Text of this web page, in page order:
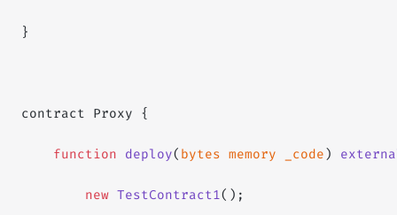
}
contract Proxy {
function deploy( bytes memory _code )
new TestContract1();